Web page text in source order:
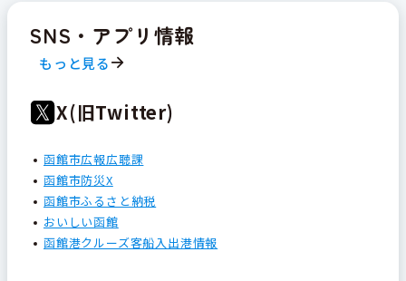
SNS・アプリ情報
もっと見る
X(旧Twitter)
函館市広報広聴課
函館市防災X
函館市ふるさと納税
おいしい函館
函館港クルーズ客船入出港情報